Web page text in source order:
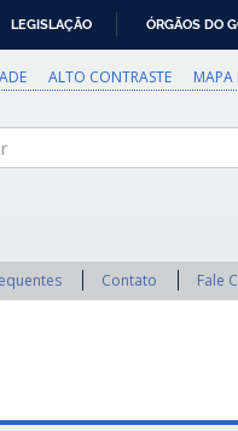
LEGISLAÇÃO ÓRGÃOS DO
ALTO CONTRASTE MAPA
Contato Fale